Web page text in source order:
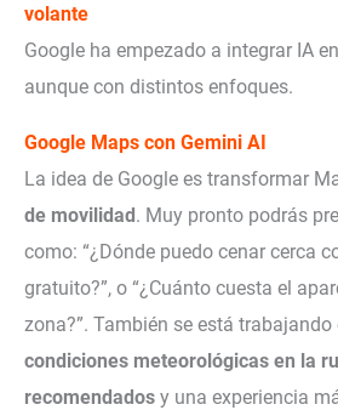
volante
Google ha empezado a integrar IA
aunque con distintos enfoques.
Google Maps con Gemini AI
La idea de Google es transformar
de movilidad. Muy pronto podrás
como: “¿Dónde puedo cenar cerca
gratuito?”, o “¿Cuánto cuesta el
zona?”. También se está
condiciones meteorológicas en la
recomendados y una experiencia